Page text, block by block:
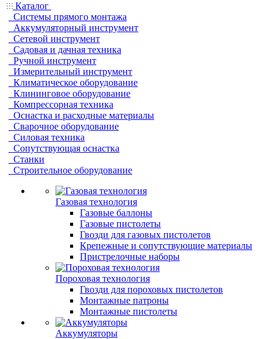
Каталог
Системы прямого монтажа
Аккумуляторный инструмент
Сетевой инструмент
Садовая и дачная техника
Ручной инструмент
Измерительный инструмент
Климатическое оборудование
Клининговое оборудование
Компрессорная техника
Оснастка и расходные материалы
Сварочное оборудование
Силовая техника
Сопутствующая оснастка
Станки
Строительное оборудование
Газовая технология
Газовые баллоны
Газовые пистолеты
Гвозди для газовых пистолетов
Крепежные и сопутствующие материалы
Пристрелочные наборы
Пороховая технология
Гвозди для пороховых пистолетов
Монтажные патроны
Монтажные пистолеты
Аккумуляторы